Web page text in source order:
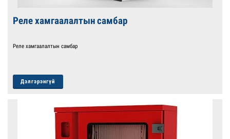
Реле хамгаалалтын самбар
Реле хамгаалалтын самбар
Дэлгэрэнгүй